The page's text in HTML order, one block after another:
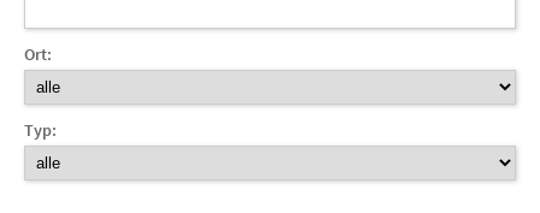
Ort:
Typ: